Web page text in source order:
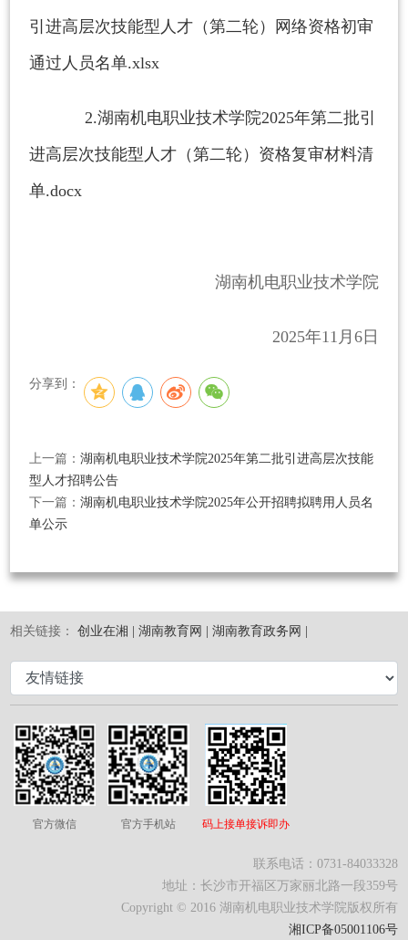
引进高层次技能型人才（第二轮）网络资格初审
通过人员名单.xlsx
2.湖南机电职业技术学院2025年第二批引
进高层次技能型人才（第二轮）资格复审材料清
单.docx
湖南机电职业技术学院
2025年11 月 6日
分享到：
上一篇：湖南机电职业技术学院2025年第二批引进高层次技能
型人才招聘公告
下一篇：湖南机电职业技术学院2025年公开招聘拟聘用人员名
单公示
相关链接：创业在湘 | 湖南教育网 | 湖南教育政务网 |
官方微信 官方手机站 码上接单接诉即办
联系电话：0731-84033328
地址：长沙市开福区万家丽北路一段359号
Copyright © 2016 湖南机电职业技术学院版权所有
湘ICP备05001106号